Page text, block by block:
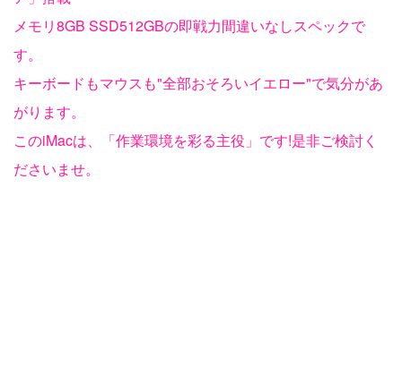
メモリ8GB SSD512GBの即戦力間違いなしスペックで
す。
キーボードもマウスも"全部おそろいイエロー"で気分があ
がります。
このiMacは、「作業環境を彩る主役」です!是非ご検討く
ださいませ。